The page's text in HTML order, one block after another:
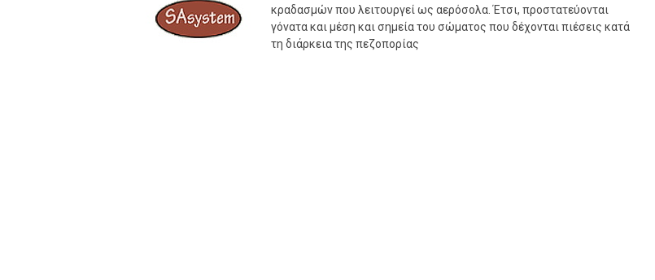
κραδασμών που λειτουργεί ως αερόσολα. Έτσι, προστατεύονται
γόνατα και μέση και σημεία του σώματος που δέχονται πιέσεις κατά
τη διάρκεια της πεζοπορίας